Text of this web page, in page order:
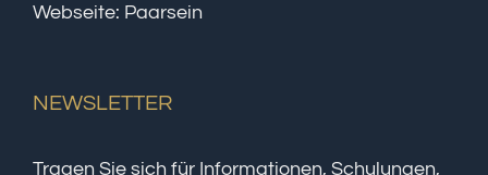
Webseite: Paarsein
NEWSLETTER
Tragen Sie sich für Informationen, Schulungen,